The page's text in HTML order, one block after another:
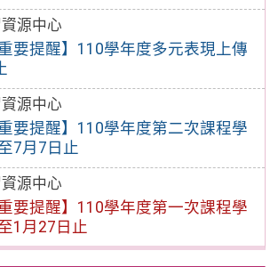
源中心
要提醒】110學年度多元表現上傳
源中心
要提醒】110學年度第二次課程學
7月7日止
源中心
要提醒】110學年度第一次課程學
1月27日止